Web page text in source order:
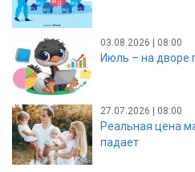
03.08.2026 | 08:00
Июль – на дворе
27.07.2026 | 08:00
Реальная цена
падает